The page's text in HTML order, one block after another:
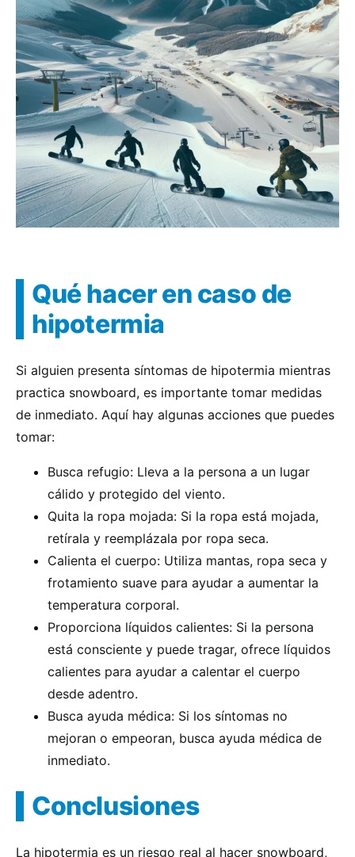
Qué hacer en caso de
hipotermia
Si alguien presenta síntomas de hipotermia mientras
practica snowboard, es importante tomar medidas
de inmediato. Aquí hay algunas acciones que puedes
tomar:
Busca refugio: Lleva a la persona a un lugar
cálido y protegido del viento.
Quita la ropa mojada: Si la ropa está mojada,
retírala y reemplázala por ropa seca.
Calienta el cuerpo: Utiliza mantas, ropa seca y
frotamiento suave para ayudar a aumentar la
temperatura corporal.
Proporciona líquidos calientes: Si la persona
está consciente y puede tragar, ofrece líquidos
calientes para ayudar a calentar el cuerpo
desde adentro.
Busca ayuda médica: Si los síntomas no
mejoran o empeoran, busca ayuda médica de
inmediato.
Conclusiones
La hipotermia es un riesgo real al hacer snowboard,